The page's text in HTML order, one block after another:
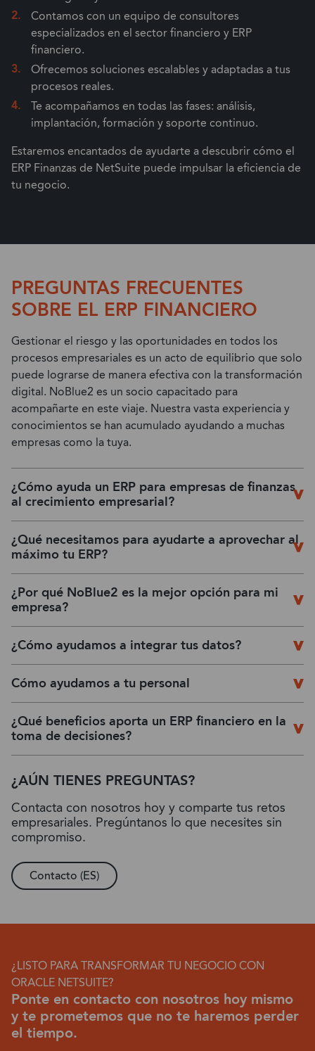
Contamos con un equipo de consultores
especializados en el sector financiero y ERP
financiero.
Ofrecemos soluciones escalables y adaptadas a tus
procesos reales.
Te acompañamos en todas las fases: análisis,
implantación, formación y soporte continuo.
Estaremos encantados de ayudarte a descubrir cómo el
ERP Finanzas de NetSuite puede impulsar la eficiencia de
tu negocio.
PREGUNTAS FRECUENTES
SOBRE EL ERP FINANCIERO
Gestionar el riesgo y las oportunidades en todos los
procesos empresariales es un acto de equilibrio que solo
puede lograrse de manera efectiva con la transformación
digital. NoBlue2 es un socio capacitado para
acompañarte en este viaje. Nuestra vasta experiencia y
conocimientos se han acumulado ayudando a muchas
empresas como la tuya.
¿Cómo ayuda un ERP para empresas de finanzas
al crecimiento empresarial?
¿Qué necesitamos para ayudarte a aprovechar al
máximo tu ERP?
¿Por qué NoBlue2 es la mejor opción para mi
empresa?
¿Cómo ayudamos a integrar tus datos?
Cómo ayudamos a tu personal
¿Qué beneficios aporta un ERP financiero en la
toma de decisiones?
¿AÚN TIENES PREGUNTAS?
Contacta con nosotros hoy y comparte tus retos
empresariales. Pregúntanos lo que necesites sin
compromiso.
Contacto (ES)
¿LISTO PARA TRANSFORMAR TU NEGOCIO CON
ORACLE NETSUITE?
Ponte en contacto con nosotros hoy mismo
y te prometemos que no te haremos perder
el tiempo.